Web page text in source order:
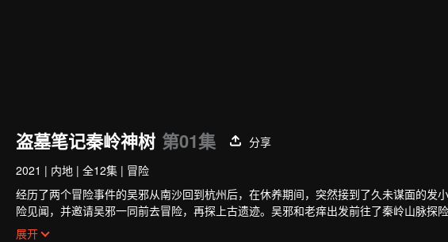
盗墓笔记秦岭神树 第01集
分享
2021 | 内地 | 全12集 | 冒险
经历了两个冒险事件的吴邪从南沙回到杭州后，在休养期间，突然接到了久未谋面的发
险见闻，并邀请吴邪一同前去冒险，再探上古遗迹。吴邪和老痒出发前往了秦岭山脉探
可思议的上古神树…而一直神出鬼没的张起灵，竟也在暗中帮助着吴邪。
展开